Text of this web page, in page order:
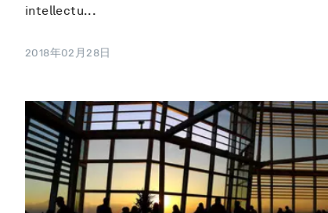
intellectu...
2018年02月28日